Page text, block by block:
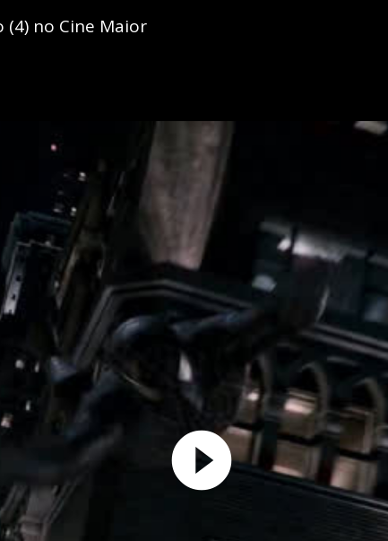
Play
(4) no Cine Maior